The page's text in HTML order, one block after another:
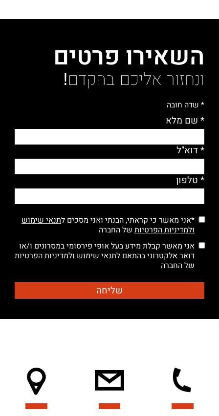
השאירו פרטים
ונחזור אליכם בהקדם!
* שדה חובה
* שם מלא
* דוא"ל
* טלפון
*אני מאשר כי קראתי, הבנתי ואני מסכים לתנאי שימוש
ולמדיניות הפרטיות של החברה
אני מאשר קבלת מידע בעל אופי פירסומי במסרונים ו/או
דואר אלקטרוני בהתאם לתנאי שימושולמדיניות הפרטיות
של החברה